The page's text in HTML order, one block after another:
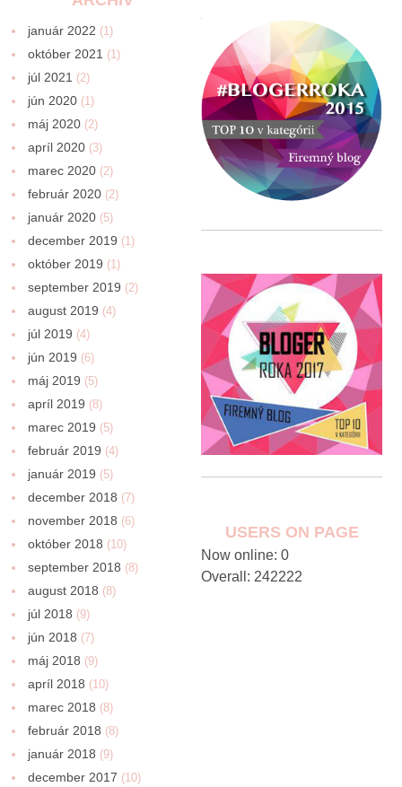
január 2022 (1)
október 2021 (1)
júl 2021 (2)
jún 2020 (1)
máj 2020 (2)
apríl 2020 (3)
marec 2020 (2)
február 2020 (2)
január 2020 (5)
december 2019 (1)
október 2019 (1)
september 2019 (2)
august 2019 (4)
júl 2019 (4)
jún 2019 (6)
máj 2019 (5)
apríl 2019 (8)
marec 2019 (5)
február 2019 (4)
január 2019 (5)
december 2018 (7)
november 2018 (6)
október 2018 (10)
september 2018 (8)
august 2018 (8)
júl 2018 (9)
jún 2018 (7)
máj 2018 (9)
apríl 2018 (10)
marec 2018 (8)
február 2018 (8)
január 2018 (9)
december 2017 (10)
USERS ON PAGE
Now online: 0
Overall: 242222